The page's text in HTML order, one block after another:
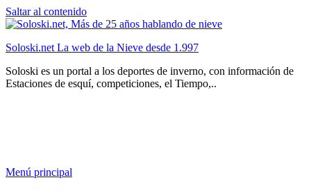
Saltar al contenido
Soloski.net La web de la Nieve desde 1.997
Soloski es un portal a los deportes de inverno, con información de
Estaciones de esquí, competiciones, el Tiempo,..
Menú principal